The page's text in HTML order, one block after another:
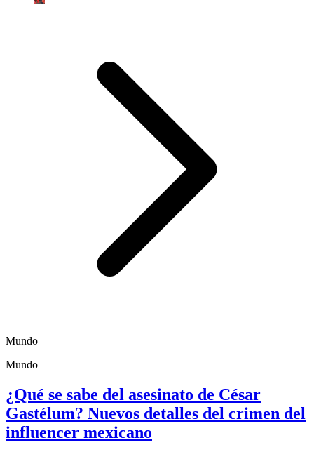
Mundo
Mundo
¿Qué se sabe del asesinato de César
Gastélum? Nuevos detalles del crimen del
influencer mexicano